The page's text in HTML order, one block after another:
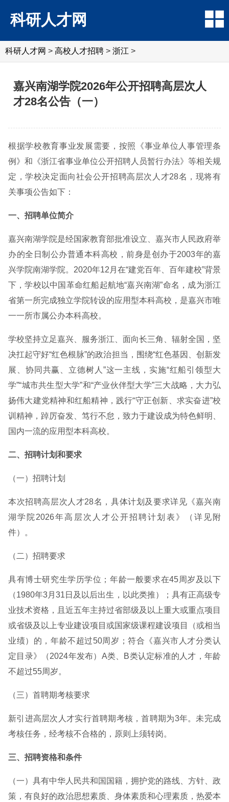
科研人才网
科研人才网 > 高校人才招聘 > 浙江 >
嘉兴南湖学院2026年公开招聘高层次人
才28名公告（一）
根据学校教育事业发展需要，按照《事业单位人事管理条
例》和《浙江省事业单位公开招聘人员暂行办法》等相关规
定，学校决定面向社会公开招聘高层次人才28名，现将有
关事项公告如下：
一、招聘单位简介
嘉兴南湖学院是经国家教育部批准设立、嘉兴市人民政府举
办的全日制公办普通本科高校，前身是创办于2003年的嘉
兴学院南湖学院。2020年12月在“建党百年、百年建校”背景
下，学校以中国革命红船起航地“嘉兴南湖”命名，成为浙江
省第一所完成独立学院转设的应用型本科高校，是嘉兴市唯
一一所市属公办本科高校。
学校坚持立足嘉兴、服务浙江、面向长三角、辐射全国，坚
决扛起守好“红色根脉”的政治担当，围绕“红色基因、创新发
展、协同共赢、立德树人”这一主线，实施“红船引领型大
学”“城市共生型大学”和“产业伙伴型大学”三大战略，大力弘
扬伟大建党精神和红船精神，践行“守正创新、求实奋进”校
训精神，踔厉奋发、笃行不怠，致力于建设成为特色鲜明、
国内一流的应用型本科高校。
二、招聘计划和要求
（一）招聘计划
本次招聘高层次人才28名，具体计划及要求详见《嘉兴南
湖学院2026年高层次人才公开招聘计划表》（详见附
件）。
（二）招聘要求
具有博士研究生学历学位；年龄一般要求在45周岁及以下
（1980年3月31日及以后出生，以此类推）；具有正高级专
业技术资格，且近五年主持过省部级及以上重大或重点项目
或省级及以上专业建设项目或国家级课程建设项目（或相当
业绩）的，年龄不超过50周岁；符合《嘉兴市人才分类认
定目录》（2024年发布）A类、B类认定标准的人才，年龄
不超过55周岁。
（三）首聘期考核要求
新引进高层次人才实行首聘期考核，首聘期为3年。未完成
考核任务，经考核不合格的，原则上须转岗。
三、招聘资格和条件
（一）具有中华人民共和国国籍，拥护党的路线、方针、政
策，有良好的政治思想素质、身体素质和心理素质，热爱本